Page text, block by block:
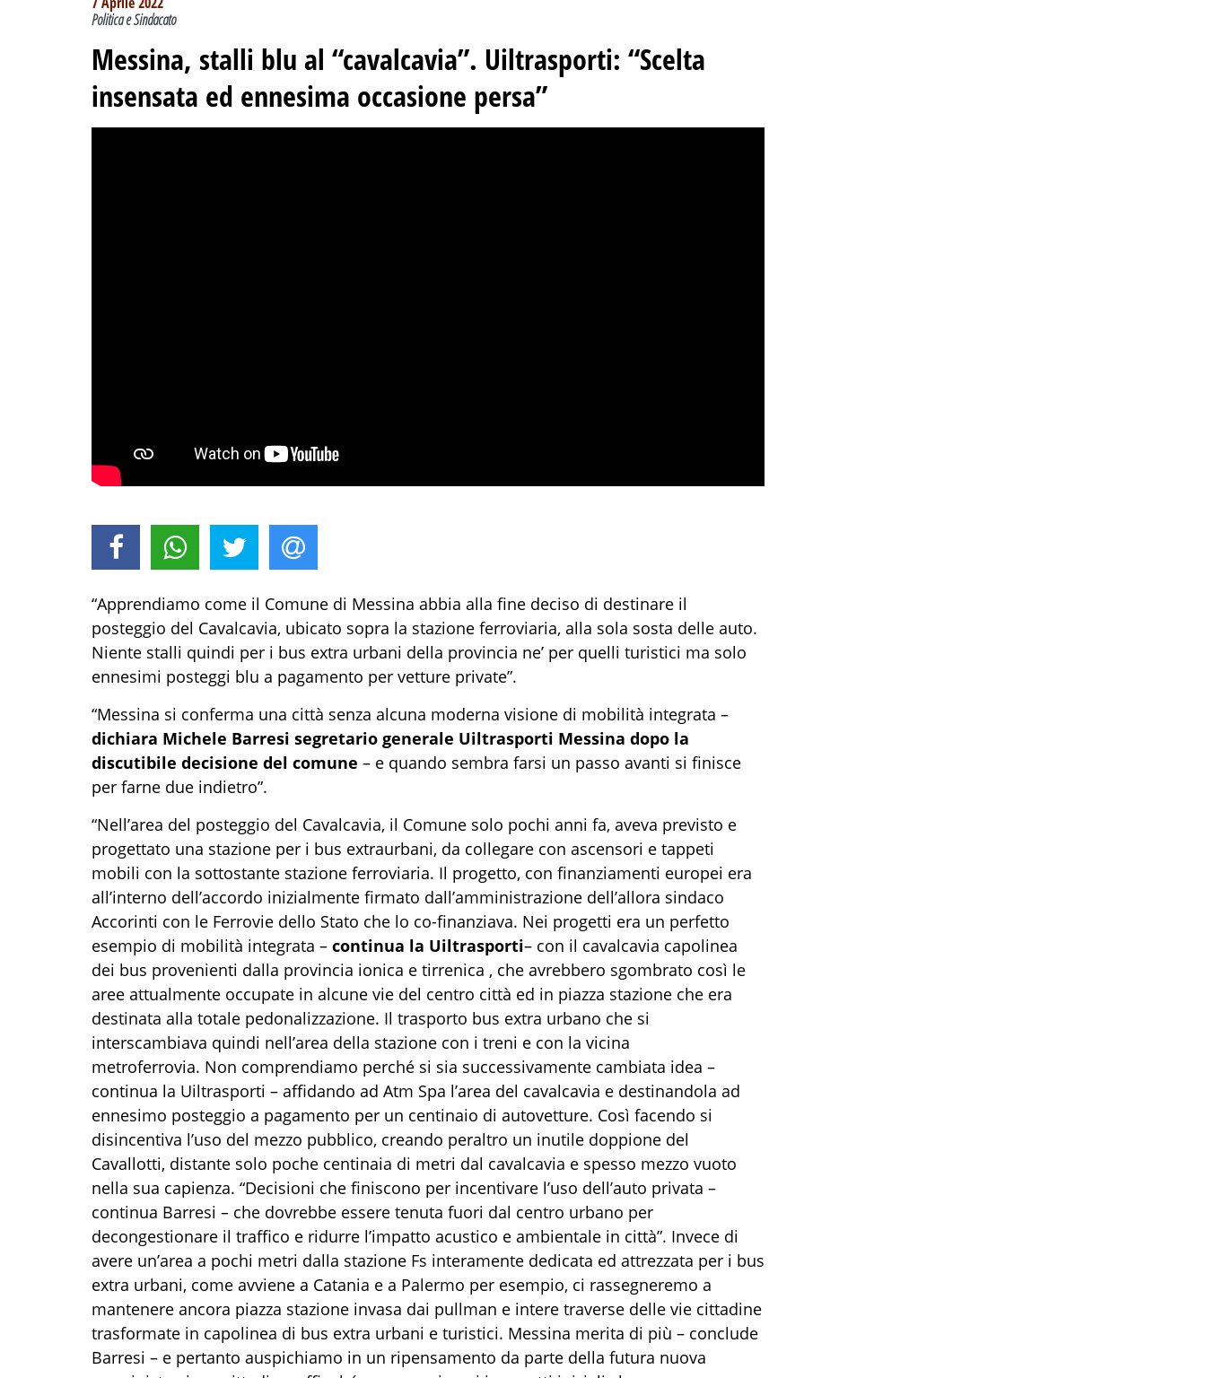
Politica e Sindacato
Messina, stalli blu al “cavalcavia”. Uiltrasporti: “Scelta
insensata ed ennesima occasione persa”
“Apprendiamo come il Comune di Messina abbia alla fine deciso di destinare il
posteggio del Cavalcavia, ubicato sopra la stazione ferroviaria, alla sola sosta delle auto.
Niente stalli quindi per i bus extra urbani della provincia ne’ per quelli turistici ma solo
ennesimi posteggi blu a pagamento per vetture private”.
“Messina si conferma una città senza alcuna moderna visione di mobilità integrata –
dichiara Michele Barresi segretario generale Uiltrasporti Messina dopo la
discutibile decisione del comune – e quando sembra farsi un passo avanti si finisce
per farne due indietro”.
“Nell’area del posteggio del Cavalcavia, il Comune solo pochi anni fa, aveva previsto e
progettato una stazione per i bus extraurbani, da collegare con ascensori e tappeti
mobili con la sottostante stazione ferroviaria. Il progetto, con finanziamenti europei era
all’interno dell’accordo inizialmente firmato dall’amministrazione dell’allora sindaco
Accorinti con le Ferrovie dello Stato che lo co-finanziava. Nei progetti era un perfetto
esempio di mobilità integrata – continua la Uiltrasporti– con il cavalcavia capolinea
dei bus provenienti dalla provincia ionica e tirrenica , che avrebbero sgombrato così le
aree attualmente occupate in alcune vie del centro città ed in piazza stazione che era
destinata alla totale pedonalizzazione. Il trasporto bus extra urbano che si
interscambiava quindi nell’area della stazione con i treni e con la vicina
metroferrovia. Non comprendiamo perché si sia successivamente cambiata idea –
continua la Uiltrasporti – affidando ad Atm Spa l’area del cavalcavia e destinandola ad
ennesimo posteggio a pagamento per un centinaio di autovetture. Così facendo si
disincentiva l’uso del mezzo pubblico, creando peraltro un inutile doppione del
Cavallotti, distante solo poche centinaia di metri dal cavalcavia e spesso mezzo vuoto
nella sua capienza. “Decisioni che finiscono per incentivare l’uso dell’auto privata –
continua Barresi – che dovrebbe essere tenuta fuori dal centro urbano per
decongestionare il traffico e ridurre l’impatto acustico e ambientale in città”. Invece di
avere un’area a pochi metri dalla stazione Fs interamente dedicata ed attrezzata per i bus
extra urbani, come avviene a Catania e a Palermo per esempio, ci rassegneremo a
mantenere ancora piazza stazione invasa dai pullman e intere traverse delle vie cittadine
trasformate in capolinea di bus extra urbani e turistici. Messina merita di più – conclude
Barresi – e pertanto auspichiamo in un ripensamento da parte della futura nuova